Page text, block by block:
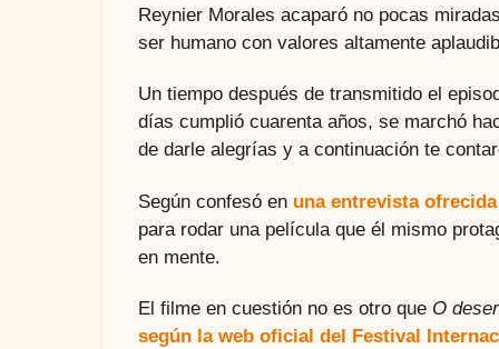
Reynier Morales acaparó no pocas
ser humano con valores altamente
Un tiempo después de transmitido el
días cumplió cuarenta años, se marchó
de darle alegrías y a continuación te
Según confesó en una entrevista
para rodar una película que él mismo
en mente.
El filme en cuestión no es otro que O
según la web oficial del Festival